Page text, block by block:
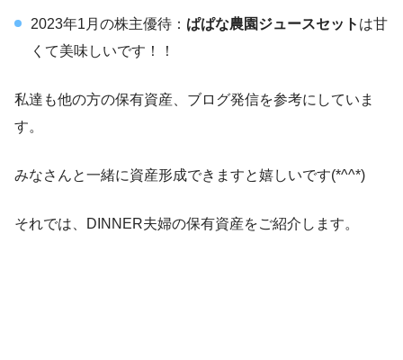
2023年1月の株主優待： ぱぱな農園ジュースセット は甘
くて美味しいです！！
私達も他の方の保有資産、ブログ発信を参考にしていま
す。
みなさんと一緒に資産形成できますと嬉しいです(*^^*)
それでは、DINNER夫婦の保有資産をご紹介します。